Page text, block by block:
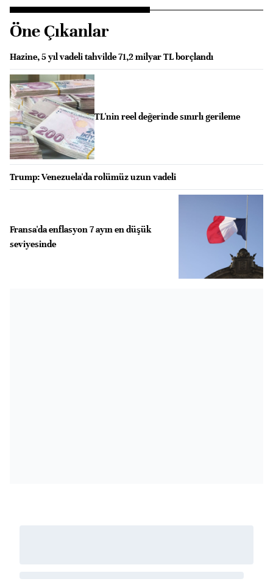
Öne Çıkanlar
Hazine, 5 yıl vadeli tahvilde 71,2 milyar TL borçlandı
TL'nin reel değerinde sınırlı gerileme
Trump: Venezuela'da rolümüz uzun vadeli
Fransa'da enflasyon 7 ayın en düşük
seviyesinde